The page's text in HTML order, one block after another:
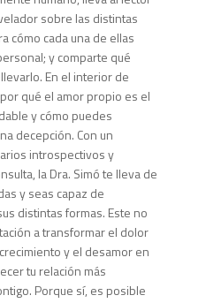
sobre las distintas
cómo cada una de ellas
y comparte qué
En el interior de
qué el amor propio es el
y cómo puedes
decepción. Con un
introspectivos y
la Dra. Simó te lleva de
y seas capaz de
distintas formas. Este no
a transformar el dolor
y el desamor en
tu relación más
Porque sí, es posible